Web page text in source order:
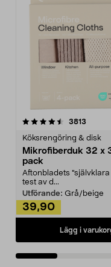
3813
Köksrengöring & disk
Mikrofiberduk 32 x
pack
Aftonbladets "självklara
test av d...
Utförande: Grå/beige
39,90
Lägg i
4.0av 5 stjärnor